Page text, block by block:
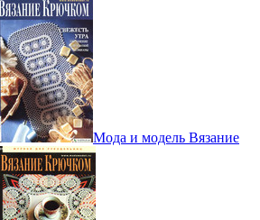
Мода и модель Вязание